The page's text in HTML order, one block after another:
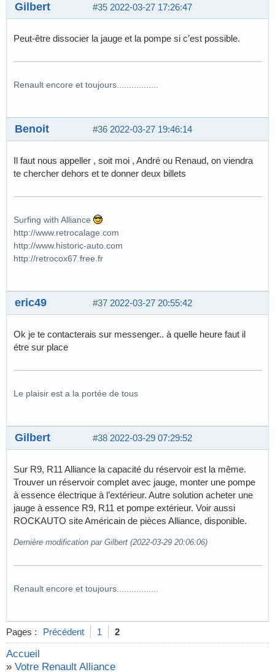
#35 2022-03-27 17:26:47
Gilbert
Peut-être dissocier la jauge et la pompe si c’est possible.
Renault encore et toujours.................
#36 2022-03-27 19:46:14
Benoit
Il faut nous appeller , soit moi , André ou Renaud, on viendra
te chercher dehors et te donner deux billets
Surfing with Alliance
http://www.retrocalage.com
http://www.historic-auto.com
http://retrocox67.free.fr
#37 2022-03-27 20:55:42
eric49
Ok je te contacterais sur messenger.. à quelle heure faut il
étre sur place
Le plaisir est a la portée de tous
#38 2022-03-29 07:29:52
Gilbert
Sur R9, R11 Alliance la capacité du réservoir est la même.
Trouver un réservoir complet avec jauge, monter une pompe
à essence électrique à l’extérieur. Autre solution acheter une
jauge à essence R9, R11 et pompe extérieur. Voir aussi
ROCKAUTO site Américain de pièces Alliance, disponible.
Dernière modification par Gilbert (2022-03-29 20:06:06)
Renault encore et toujours.................
Pages : Précédent 1 2
Accueil
» Votre Renault Alliance